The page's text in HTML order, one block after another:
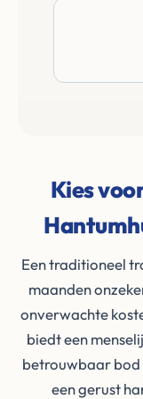
Kies
Een traditioneel
maanden
onverwachte
biedt een
betrouwbaar bod
een gerust